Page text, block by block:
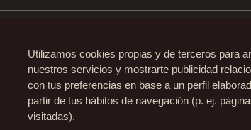
DE UNA
no aumenta, por tanto cuando
Así, diremos que los resultados serán
FACETITE Y
Utilizamos cookies propias y de terceros para
nuestros servicios y mostrarte publicidad
con tus preferencias en base a un perfil
partir de tus hábitos de navegación (p. ej.
visitadas).